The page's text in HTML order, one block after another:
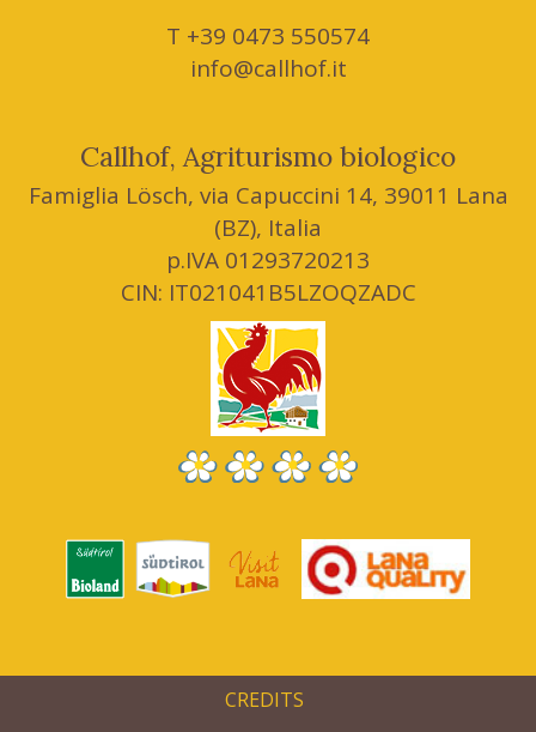
T +39 0473 550574
info@callhof.it
Callhof, Agriturismo biologico
Famiglia Lösch, via Capuccini 14, 39011 Lana
(BZ), Italia
p.IVA 01293720213
CIN: IT021041B5LZOQZADC
CREDITS